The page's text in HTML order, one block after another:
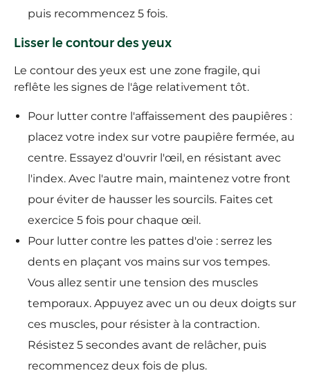
puis recommencez 5 fois.
Lisser le contour des yeux
Le contour des yeux est une zone fragile, qui
reflête les signes de l'âge relativement tôt.
Pour lutter contre l'affaissement des paupiêres :
placez votre index sur votre paupiêre fermée, au
centre. Essayez d'ouvrir l'œil, en résistant avec
l'index. Avec l'autre main, maintenez votre front
pour éviter de hausser les sourcils. Faites cet
exercice 5 fois pour chaque œil.
Pour lutter contre les pattes d'oie : serrez les
dents en plaçant vos mains sur vos tempes.
Vous allez sentir une tension des muscles
temporaux. Appuyez avec un ou deux doigts sur
ces muscles, pour résister à la contraction.
Résistez 5 secondes avant de relâcher, puis
recommencez deux fois de plus.